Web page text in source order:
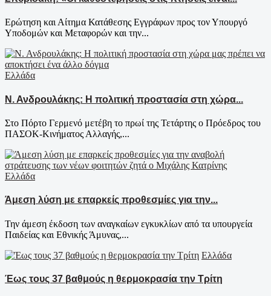
Ερώτηση και Αίτημα Κατάθεσης Εγγράφων προς τον Υπουργό
Υποδομών και Μεταφορών και την...
Ελλάδα
Ν. Ανδρουλάκης: Η πολιτική προστασία στη χώρα...
Στο Πόρτο Γερμενό μετέβη το πρωί της Τετάρτης ο Πρόεδρος του
ΠΑΣΟΚ-Κινήματος Αλλαγής,...
Ελλάδα
Άμεση λύση με επαρκείς προθεσμίες για την...
Την άμεση έκδοση των αναγκαίων εγκυκλίων από τα υπουργεία
Παιδείας και Εθνικής Άμυνας,...
Ελλάδα
Έως τους 37 βαθμούς η θερμοκρασία την Τρίτη